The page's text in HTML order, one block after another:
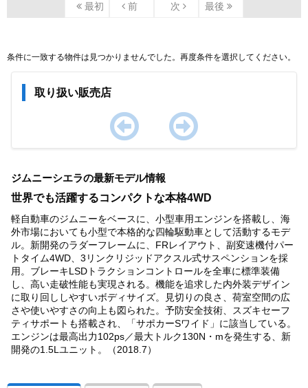
最初 前 次 最後
条件に一致する物件は見つかりませんでした。再度条件を選択してください。
取り扱い販売店
of
0
ジムニーシエラの最新モデル情報
世界でも活躍するコンパクトな本格4WD
軽自動車のジムニーをベースに、小型車用エンジンを搭載し、海
外市場においても小型で本格的な四輪駆動車として活動するモデ
ル。新開発のラダーフレームに、FRレイアウト、副変速機付パー
トタイム4WD、3リンクリジッドアクスル式サスペンションを採
用。ブレーキLSDトラクションコントロールを全車に標準装備
し、高い走破性能も実現される。機能を追求した内外装デザイン
に取り回ししやすいボディサイズ。見切りの良さ、荷室空間の広
さや使いやすさの向上も図られた。予防安全技術、スズキセーフ
ティサポートも搭載され、「サポカーSワイド」に該当している。
エンジンは最高出力102ps／最大トルク130N・mを発生する、新
開発の1.5Lユニット。（2018.7）